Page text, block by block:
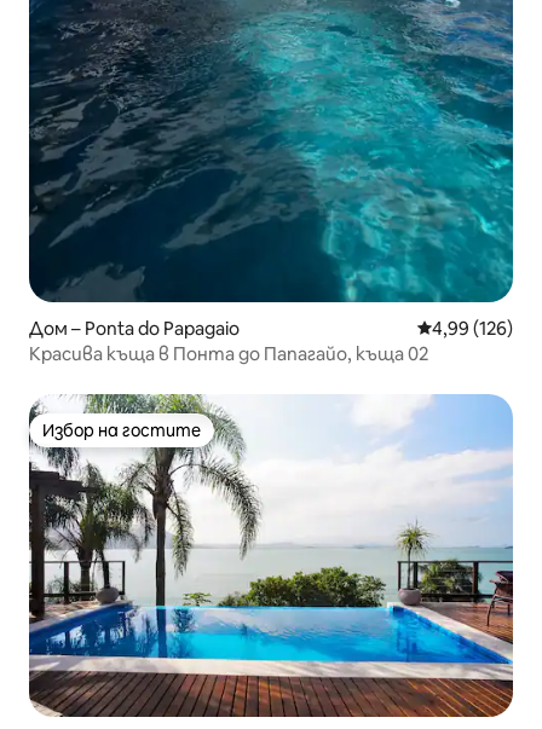
Дом – Ponta do Papagaio Средна
4,99 (126)
Красива къща в Понта до Папагайо, къща 02
Избор на гостите
Избор на гостите